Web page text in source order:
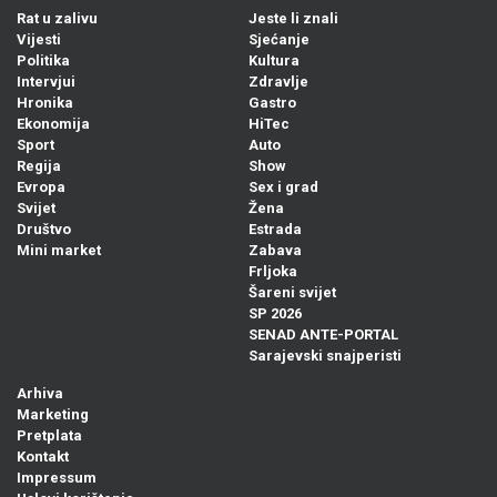
Rat u zalivu
Vijesti
Politika
Intervjui
Hronika
Ekonomija
Sport
Regija
Evropa
Svijet
Društvo
Mini market
Jeste li znali
Sjećanje
Kultura
Zdravlje
Gastro
HiTec
Auto
Show
Sex i grad
Žena
Estrada
Zabava
Frljoka
Šareni svijet
SP 2026
SENAD ANTE-PORTAL
Sarajevski snajperisti
Arhiva
Marketing
Pretplata
Kontakt
Impressum